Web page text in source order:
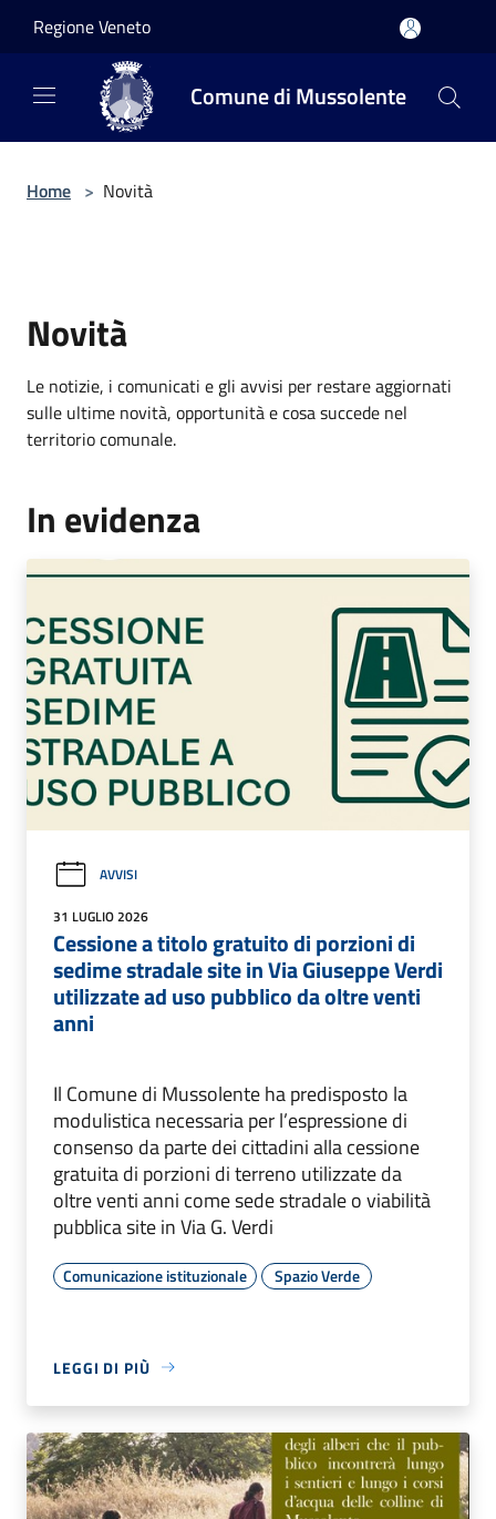
Regione Veneto
Comune di Mussolente
Home > Novità
Novità
Le notizie, i comunicati e gli avvisi per restare aggiornati
sulle ultime novità, opportunità e cosa succede nel
territorio comunale.
In evidenza
AVVISI
31 LUGLIO 2026
Cessione a titolo gratuito di porzioni di
sedime stradale site in Via Giuseppe Verdi
utilizzate ad uso pubblico da oltre venti
anni
Il Comune di Mussolente ha predisposto la
modulistica necessaria per l’espressione di
consenso da parte dei cittadini alla cessione
gratuita di porzioni di terreno utilizzate da
oltre venti anni come sede stradale o viabilità
pubblica site in Via G. Verdi
Comunicazione istituzionale Spazio Verde
LEGGI DI PIÙ